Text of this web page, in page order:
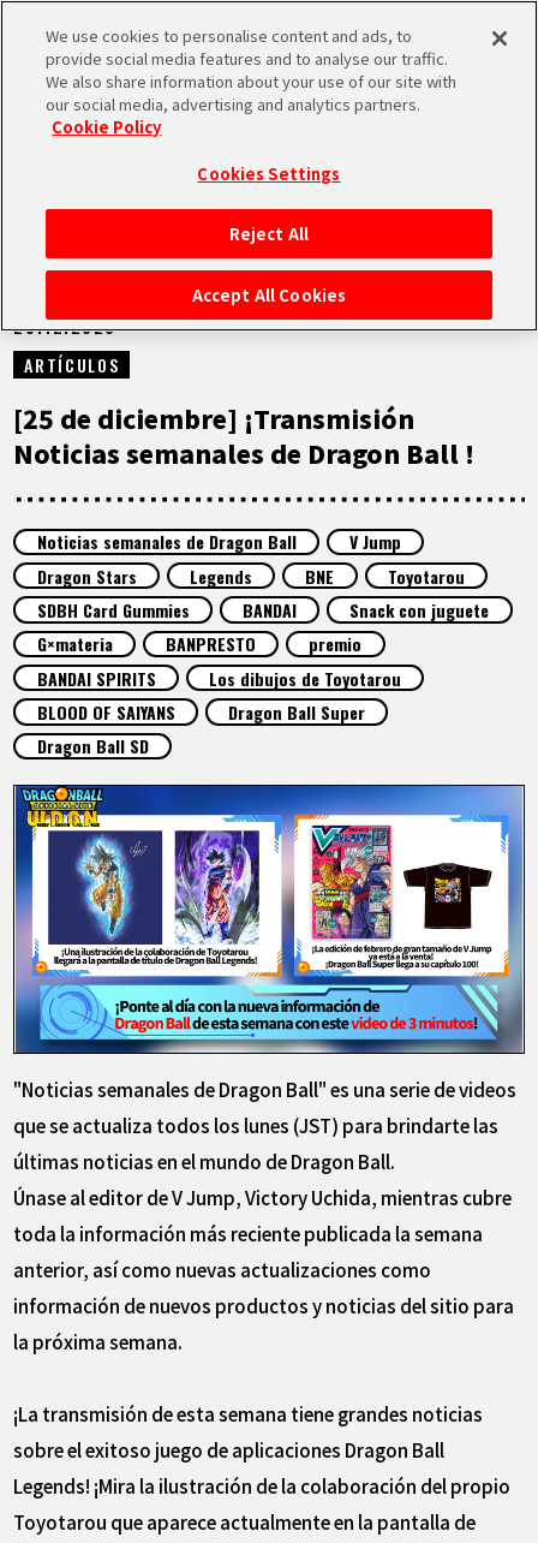
MEN
INICIO
NOTICIAS
LO MÁS DESTACADO
ARTÍCULOS
ACERCA DE
LANGUAGE
JP
EN FR DE ES
NOTICIAS
25.12.2023
ARTÍCULOS
[25 de diciembre] ¡Transmisión
Noticias semanales de Dragon Ball !
Noticias semanales de Dragon Ball
V Jump
Dragon Stars
Legends BNE
Toyotarou
SDBH Card Gummies
BANDAI
Snack con juguete
G×materia
BANPRESTO
premio
BANDAI SPIRITS
Los dibujos de Toyotarou
BLOOD OF SAIYANS
Dragon Ball Super
Dragon Ball SD
"Noticias semanales de Dragon Ball" es una serie de videos
que se actualiza todos los lunes (JST) para brindarte las
últimas noticias en el mundo de Dragon Ball.
Únase al editor de V Jump, Victory Uchida, mientras cubre
toda la información más reciente publicada la semana
anterior, así como nuevas actualizaciones como
información de nuevos productos y noticias del sitio para
la próxima semana.
¡La transmisión de esta semana tiene grandes noticias
sobre el exitoso juego de aplicaciones Dragon Ball
Legends! ¡Mira la ilustración de la colaboración del propio
Toyotarou que aparece actualmente en la pantalla de
We use cookies to personalise content and ads, to
provide social media features and to analyse our traffic.
We also share information about your use of our site with
our social media, advertising and analytics partners.
Cookie Policy
Cookies Settings
Reject All
Accept All Cookies